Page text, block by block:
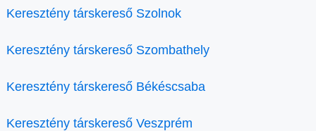
Keresztény társkereső Szolnok
Keresztény társkereső Szombathely
Keresztény társkereső Békéscsaba
Keresztény társkereső Veszprém